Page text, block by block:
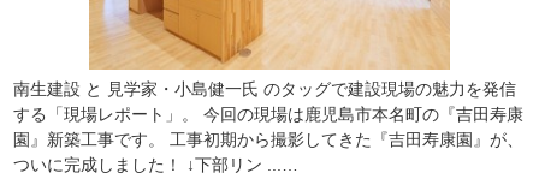
南生建設 と 見学家・小島健一氏 のタッグで建設現場の魅力を発信
する「現場レポート」。 今回の現場は鹿児島市本名町の『吉田寿康
園』新築工事です。 工事初期から撮影してきた『吉田寿康園』が、
ついに完成しました！ ↓下部リン ...…